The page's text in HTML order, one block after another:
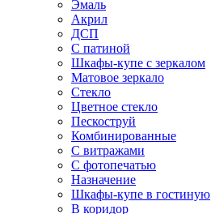
Эмаль
Акрил
ДСП
С патиной
Шкафы-купе с зеркалом
Матовое зеркало
Стекло
Цветное стекло
Пескоструй
Комбинированные
С витражами
С фотопечатью
Назначение
Шкафы-купе в гостиную
В коридор